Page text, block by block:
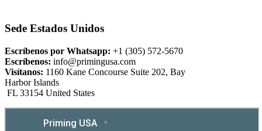
Sede Estados Unidos
Escríbenos por Whatsapp: +1 (305) 572-5670
Escríbenos: info@primingusa.com
Visítanos: 1160 Kane Concourse Suite 202, Bay
Harbor Islands
FL 33154 United States